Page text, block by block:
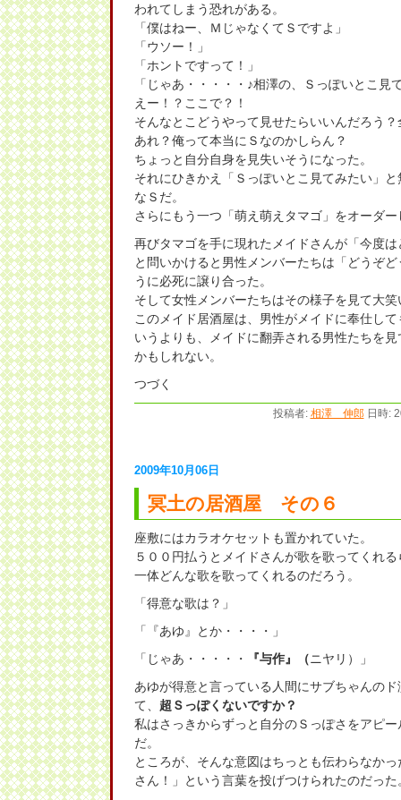
われてしまう恐れがある。
「僕はねー、ＭじゃなくてＳですよ」
「ウソー！」
「ホントですって！」
「じゃあ・・・・・♪相澤の、Ｓっぽいとこ見
えー！？ここで？！
そんなとこどうやって見せたらいいんだろう
あれ？俺って本当にＳなのかしらん？
ちょっと自分自身を見失いそうになった。
それにひきかえ「Ｓっぽいとこ見てみたい」
なＳだ。
さらにもう一つ「萌え萌えタマゴ」をオーダー
再びタマゴを手に現れたメイドさんが「今度
と問いかけると男性メンバーたちは「どうぞ
うに必死に譲り合った。
そして女性メンバーたちはその様子を見て大
このメイド居酒屋は、男性がメイドに奉仕し
いうよりも、メイドに翻弄される男性たちを
かもしれない。
つづく
投稿者: 相澤 伸郎日時:
2009年10月06日
冥土の居酒屋 その６
座敷にはカラオケセットも置かれていた。
５００円払うとメイドさんが歌を歌ってくれる
一体どんな歌を歌ってくれるのだろう。
「得意な歌は？」
「『あゆ』とか・・・・」
「じゃあ・・・・・
『与作』（ニヤリ）」
あゆが得意と言っている人間にサブちゃんの
て、 超Ｓっぽくないですか？
私はさっきからずっと自分のＳっぽさをアピ
だ。
ところが、そんな意図はちっとも伝わらなか
さん！」という言葉を投げつけられたのだった